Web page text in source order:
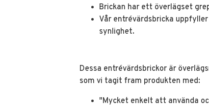
Brickan har ett överlägset
Vår entrévärdsbricka
synlighet.
Dessa entrévärdsbrickor är
som vi tagit fram produkten med:
"Mycket enkelt att använda